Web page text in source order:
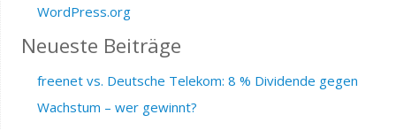
WordPress.org
Neueste Beiträge
freenet vs. Deutsche Telekom: 8 % Dividende gegen
Wachstum – wer gewinnt?